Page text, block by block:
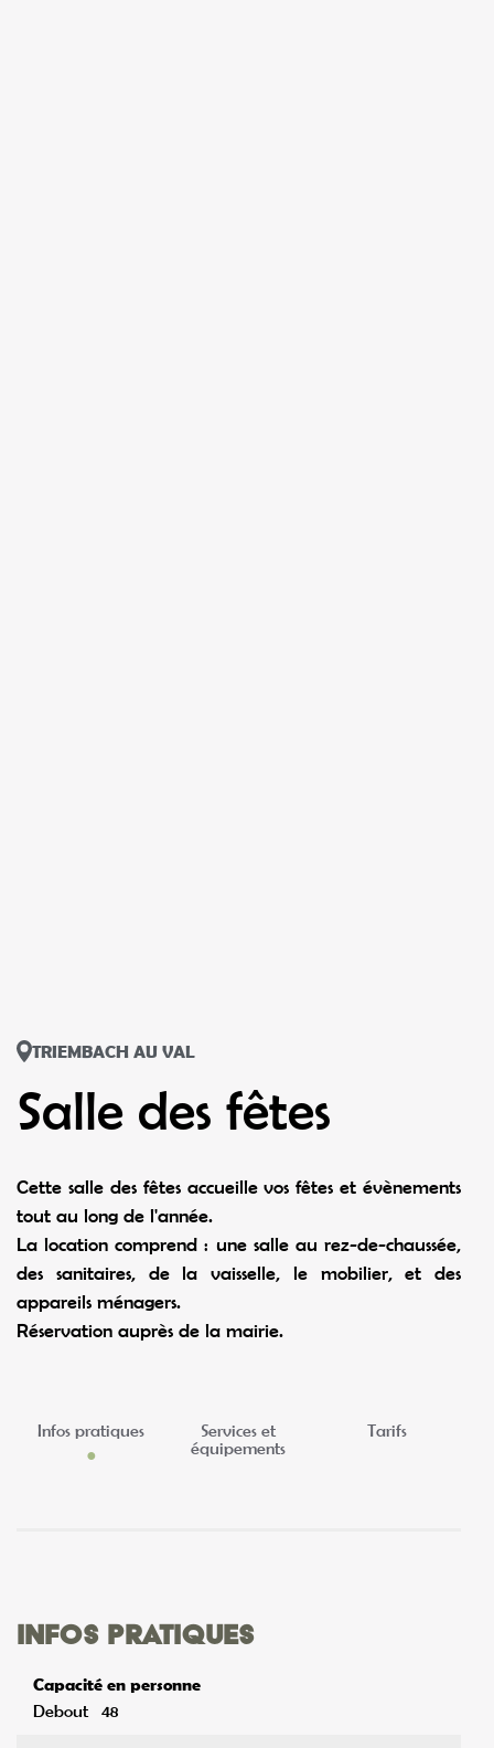
TRIEMBACH AU VAL
Salle des fêtes
Cette salle des fêtes accueille vos fêtes et évènements
tout au long de l'année.
La location comprend : une salle au rez-de-chaussée,
des sanitaires, de la vaisselle, le mobilier, et des
appareils ménagers.
Réservation auprès de la mairie.
Infos pratiques
Services et
équipements
Tarifs
Infos pratiques
Capacité en personne
Debout
48